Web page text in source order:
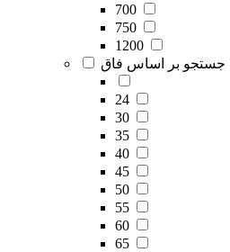
700
750
1200
جستجو بر اساس فاق
24
30
35
40
45
50
55
60
65